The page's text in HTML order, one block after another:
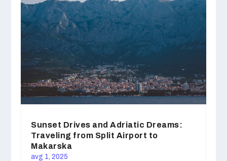
Sunset Drives and Adriatic Dreams:
Traveling from Split Airport to
Makarska
avg 1, 2025